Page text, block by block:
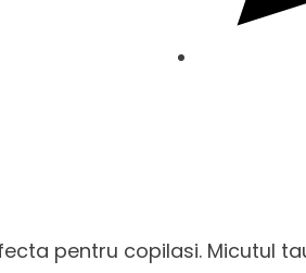
pentru copilasi. Micutul